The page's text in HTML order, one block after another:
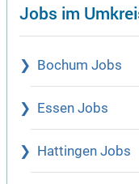
Jobs im
Bochum Jobs
Essen Jobs
Hattingen Jobs